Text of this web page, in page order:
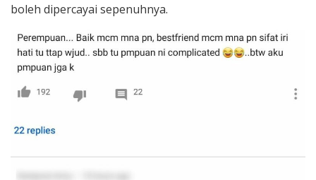
boleh dipercayai sepenuhnya.